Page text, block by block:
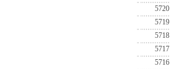
5720
5719
5718
5717
5716